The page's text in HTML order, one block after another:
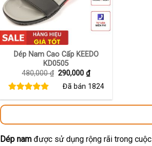
+
Dép Nam Cao Cấp KEEDO
KD0505
480,000₫ Giá
là:
290,000₫Giá
hiện
tại
290,000 ₫.
Đã bán 1824
Dép namđược sử dụng rộng rãi trong cuộc